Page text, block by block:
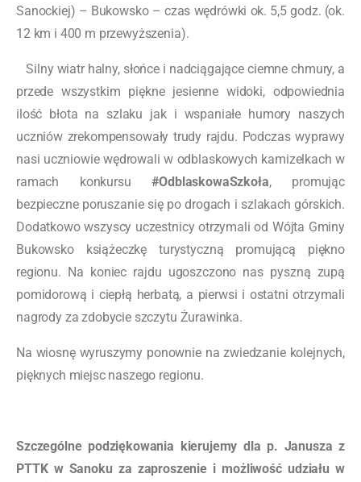
Sanockiej) – Bukowsko – czas wędrówki ok. 5,5 godz. (ok.
12 km i 400 m przewyższenia).
Silny wiatr halny, słońce i nadciągające ciemne chmury, a
przede wszystkim piękne jesienne widoki, odpowiednia
ilość błota na szlaku jak i wspaniałe humory naszych
uczniów zrekompensowały trudy rajdu. Podczas wyprawy
nasi uczniowie wędrowali w odblaskowych kamizelkach w
ramach konkursu#OdblaskowaSzkoła, promując
bezpieczne poruszanie się po drogach i szlakach górskich.
Dodatkowo wszyscy uczestnicy otrzymali od Wójta Gminy
Bukowsko książeczkę turystyczną promującą piękno
regionu. Na koniec rajdu ugoszczono nas pyszną zupą
pomidorową i ciepłą herbatą, a pierwsi i ostatni otrzymali
nagrody za zdobycie szczytu Żurawinka.
Na wiosnę wyruszymy ponownie na zwiedzanie kolejnych,
pięknych miejsc naszego regionu.
Szczególne podziękowania kierujemy dla p. Janusza z
PTTK w Sanoku za zaproszenie i możliwość udziału w